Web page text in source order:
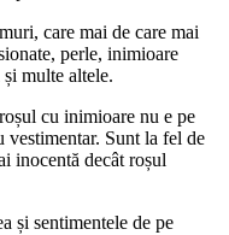
care mai de care mai
perle, inimioare
multe altele.
cu inimioare nu e pe
vestimentar. Sunt la fel de
inocentă decât roșul
și sentimentele de pe